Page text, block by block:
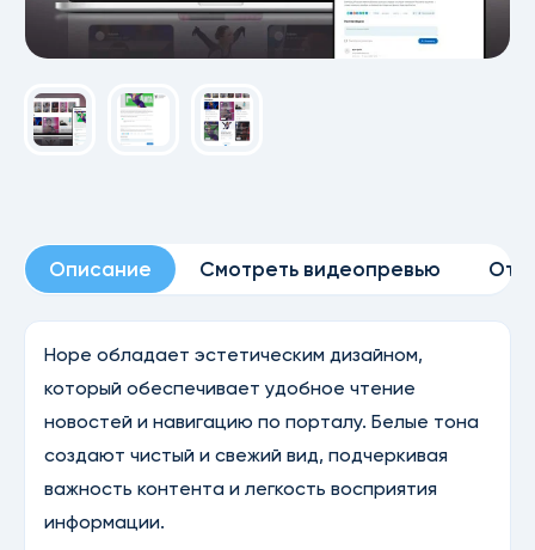
Описание Смотреть видеопревью
Hope обладает эстетическим дизайном,
который обеспечивает удобное чтение
новостей и навигацию по порталу. Белые тона
создают чистый и свежий вид, подчеркивая
важность контента и легкость восприятия
информации.